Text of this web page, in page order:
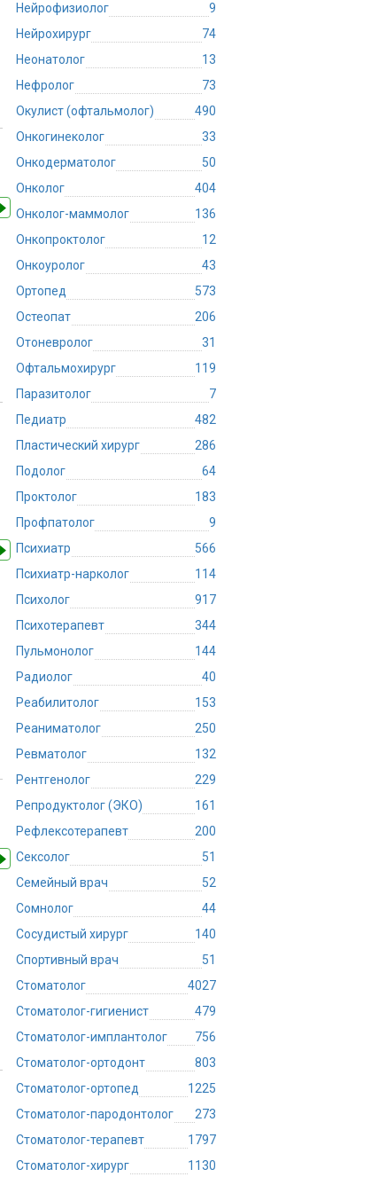
Нейрофизиолог
9
Нейрохирург
74
Неонатолог
13
Нефролог
73
Окулист (офтальмолог)
490
Онкогинеколог
33
Онкодерматолог
50
Онколог
404
Онколог-маммолог
136
Онкопроктолог
12
Онкоуролог
43
Ортопед
573
Остеопат
206
Отоневролог
31
Офтальмохирург
119
Паразитолог
7
Педиатр
482
Пластический хирург
286
Подолог
64
Проктолог
183
Профпатолог
9
Психиатр
566
Психиатр-нарколог
114
Психолог
917
Психотерапевт
344
Пульмонолог
144
Радиолог
40
Реабилитолог
153
Реаниматолог
250
Ревматолог
132
Рентгенолог
229
Репродуктолог (ЭКО)
161
Рефлексотерапевт
200
Сексолог
51
Семейный врач
52
Сомнолог
44
Сосудистый хирург
140
Спортивный врач
51
Стоматолог
4027
Стоматолог-гигиенист
479
Стоматолог-имплантолог
756
Стоматолог-ортодонт
803
Стоматолог-ортопед
1225
Стоматолог-пародонтолог
273
Стоматолог-терапевт
1797
Стоматолог-хирург
1130